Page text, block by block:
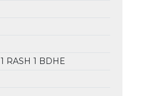
1 RASH 1 BDHE